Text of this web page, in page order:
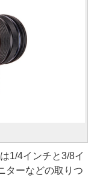
1/4インチと3/8イ
ターなどの取りつ